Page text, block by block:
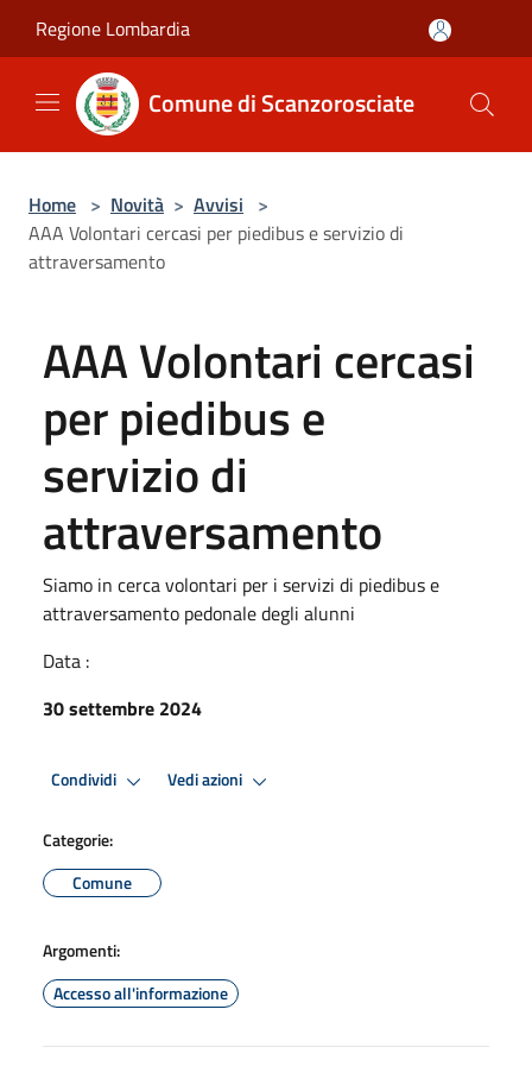
Regione Lombardia
Comune di Scanzorosciate
Home > Novità > Avvisi >
AAA Volontari cercasi per piedibus e servizio di
attraversamento
AAA Volontari cercasi
per piedibus e
servizio di
attraversamento
Siamo in cerca volontari per i servizi di piedibus e
attraversamento pedonale degli alunni
Data :
30 settembre 2024
Condividi Vedi azioni
Categorie:
Comune
Argomenti:
Accesso all'informazione